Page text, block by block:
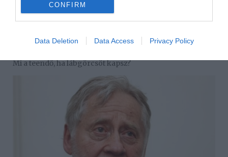
CONFIRM
Data Deletion Data Access Privacy Policy
Mi a teendő, ha lábgörcsöt kapsz?